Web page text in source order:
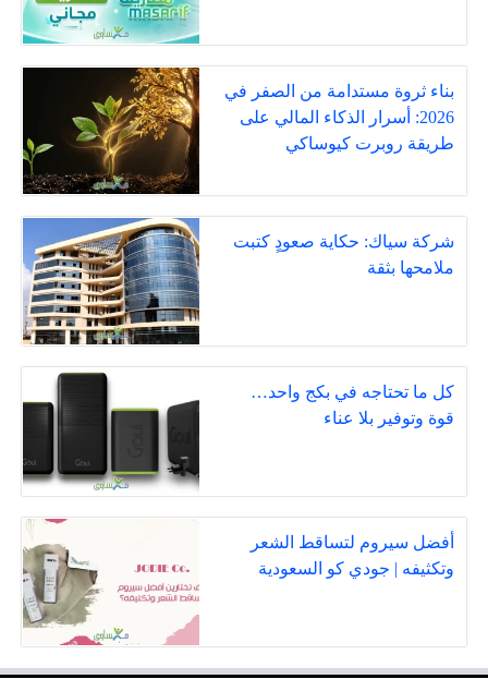
بناء ثروة مستدامة من الصفر في
2026: أسرار الذكاء المالي على
طريقة روبرت كيوساكي
شركة سياك: حكاية صعودٍ كتبت
ملامحها بثقة
كل ما تحتاجه في بكج واحد…
قوة وتوفير بلا عناء
أفضل سيروم لتساقط الشعر
وتكثيفه | جودي كو السعودية